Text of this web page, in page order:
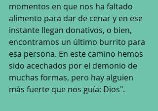
momentos en que nos ha faltado
alimento para dar de cenar y en ese
instante llegan donativos, o bien,
encontramos un último burrito para
esa persona. En este camino hemos
sido acechados por el demonio de
muchas formas, pero hay alguien
más fuerte que nos guía: Dios".